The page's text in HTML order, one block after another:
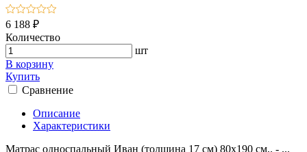
6 188 ₽
Количество
шт
В корзину
Купить
Сравнение
Описание
Характеристики
Матрас односпальный Иван (толщина 17 см) 80х190 см,. - ...